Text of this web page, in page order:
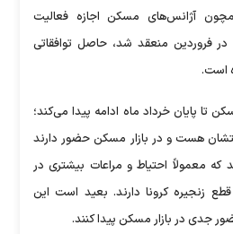
آژانس‌های مسکن اجازه فعالیت
در فروردین منعقد شد، حاصل توافقاتی
است.
پایان خرداد ماه ادامه پیدا می‌کند؛
هست و در بازار مسکن حضور دارند
معمولاً احتیاط و مراعات بیشتری در
زنجیره کرونا دارند. بعید است این
جدی در بازار مسکن پیدا کنند.